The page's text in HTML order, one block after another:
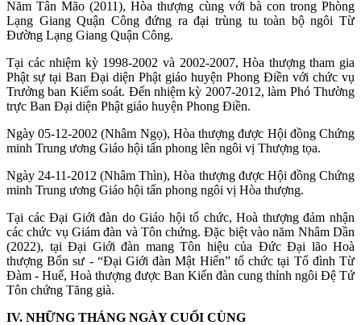
Năm Tân Mão (2011), Hòa thượng cùng với bà con trong Phòng
Lạng Giang Quận Công đứng ra đại trùng tu toàn bộ ngôi Từ
Đường Lạng Giang Quận Công.
Tại các nhiệm kỳ 1998-2002 và 2002-2007, Hòa thượng tham gia
Phật sự tại Ban Đại diện Phật giáo huyện Phong Điền với chức vụ
Trưởng ban Kiểm soát. Đến nhiệm kỳ 2007-2012, làm Phó Thường
trực Ban Đại diện Phật giáo huyện Phong Điền.
Ngày 05-12-2002 (Nhâm Ngọ), Hòa thượng được Hội đồng Chứng
minh Trung ương Giáo hội tấn phong lên ngôi vị Thượng tọa.
Ngày 24-11-2012 (Nhâm Thìn), Hòa thượng được Hội đồng Chứng
minh Trung ương Giáo hội tấn phong ngôi vị Hòa thượng.
Tại các Đại Giới đàn do Giáo hội tổ chức, Hoà thượng đảm nhận
các chức vụ Giám đàn và Tôn chứng. Đặc biệt vào năm Nhâm Dần
(2022), tại Đại Giới đàn mang Tôn hiệu của Đức Đại lão Hoà
thượng Bổn sư - “Đại Giới đàn Mật Hiển” tổ chức tại Tổ đình Từ
Đàm - Huế, Hoà thượng được Ban Kiến đàn cung thỉnh ngôi Đệ Tứ
Tôn chứng Tăng già.
IV. NHỮNG THÁNG NGÀY CUỐI CÙNG